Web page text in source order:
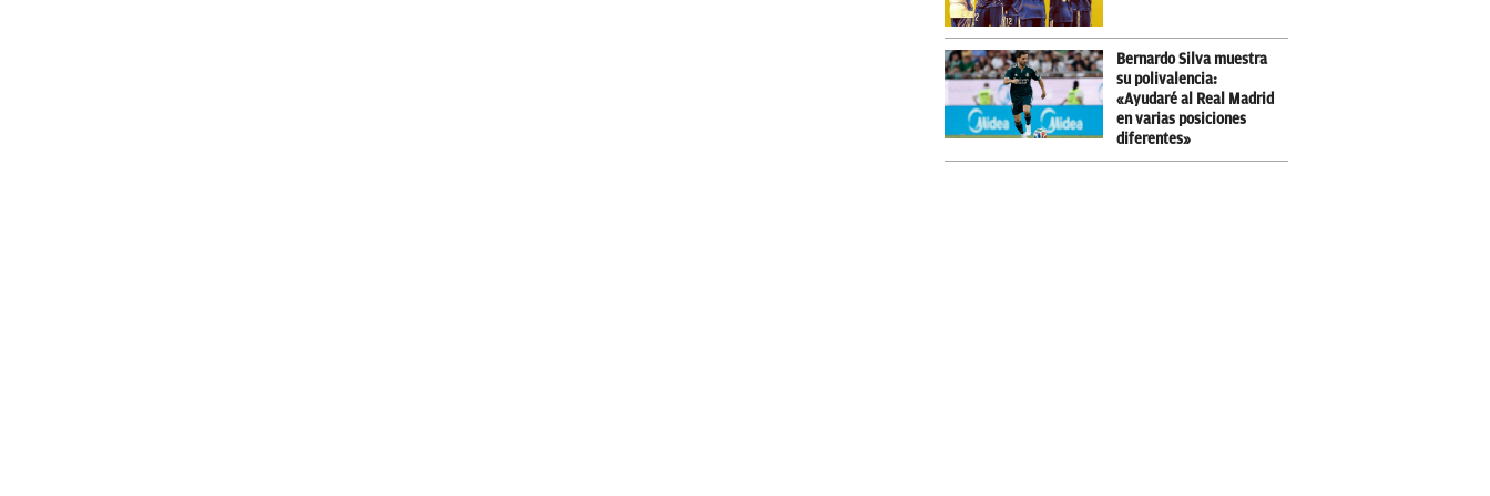
Bernardo Silva muestra
su polivalencia:
«Ayudaré al Real Madrid
en varias posiciones
diferentes»